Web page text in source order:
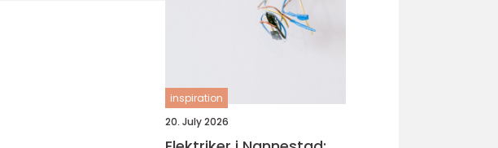
inspiration
20. July 2026